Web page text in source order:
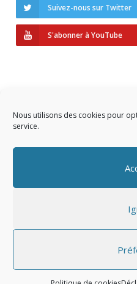
Nous utilisons des cookies pour
service.
Suivez-nous sur Twitter
S'abonner à YouTube
Copyright © 2023 AIDF